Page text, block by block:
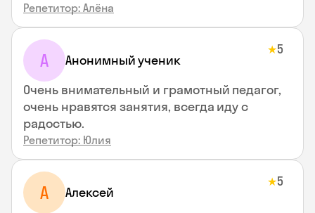
Репетитор: Алёна
А Анонимный ученик
★5
Очень внимательный и грамотный педагог,
очень нравятся занятия, всегда иду с
радостью.
Репетитор: Юлия
А Алексей
★5